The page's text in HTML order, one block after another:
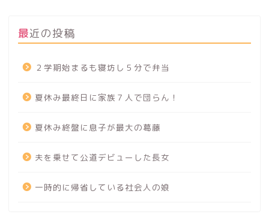
最近の投稿
２学期始まるも寝坊し５分で弁当
夏休み最終日に家族７人で団らん！
夏休み終盤に息子が最大の葛藤
夫を乗せて公道デビューした長女
一時的に帰省している社会人の娘